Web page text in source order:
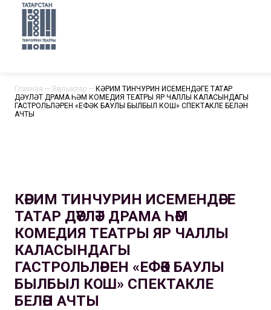
Главная — Яңалыклар — КӘРИМ ТИНЧУРИН ИСЕМЕНДӘГЕ ТАТАР
ДӘҮЛӘТ ДРАМА ҺӘМ КОМЕДИЯ ТЕАТРЫ ЯР ЧАЛЛЫ КАЛАСЫНДАГЫ
ГАСТРОЛЬЛӘРЕН «ЕФӘК БАУЛЫ БЫЛБЫЛ КОШ» СПЕКТАКЛЕ БЕЛӘН
АЧТЫ
КӘРИМ ТИНЧУРИН ИСЕМЕНДӘГЕ
ТАТАР ДӘҮЛӘТ ДРАМА ҺӘМ
КОМЕДИЯ ТЕАТРЫ ЯР ЧАЛЛЫ
КАЛАСЫНДАГЫ
ГАСТРОЛЬЛӘРЕН «ЕФӘК БАУЛЫ
БЫЛБЫЛ КОШ» СПЕКТАКЛЕ
БЕЛӘН АЧТЫ